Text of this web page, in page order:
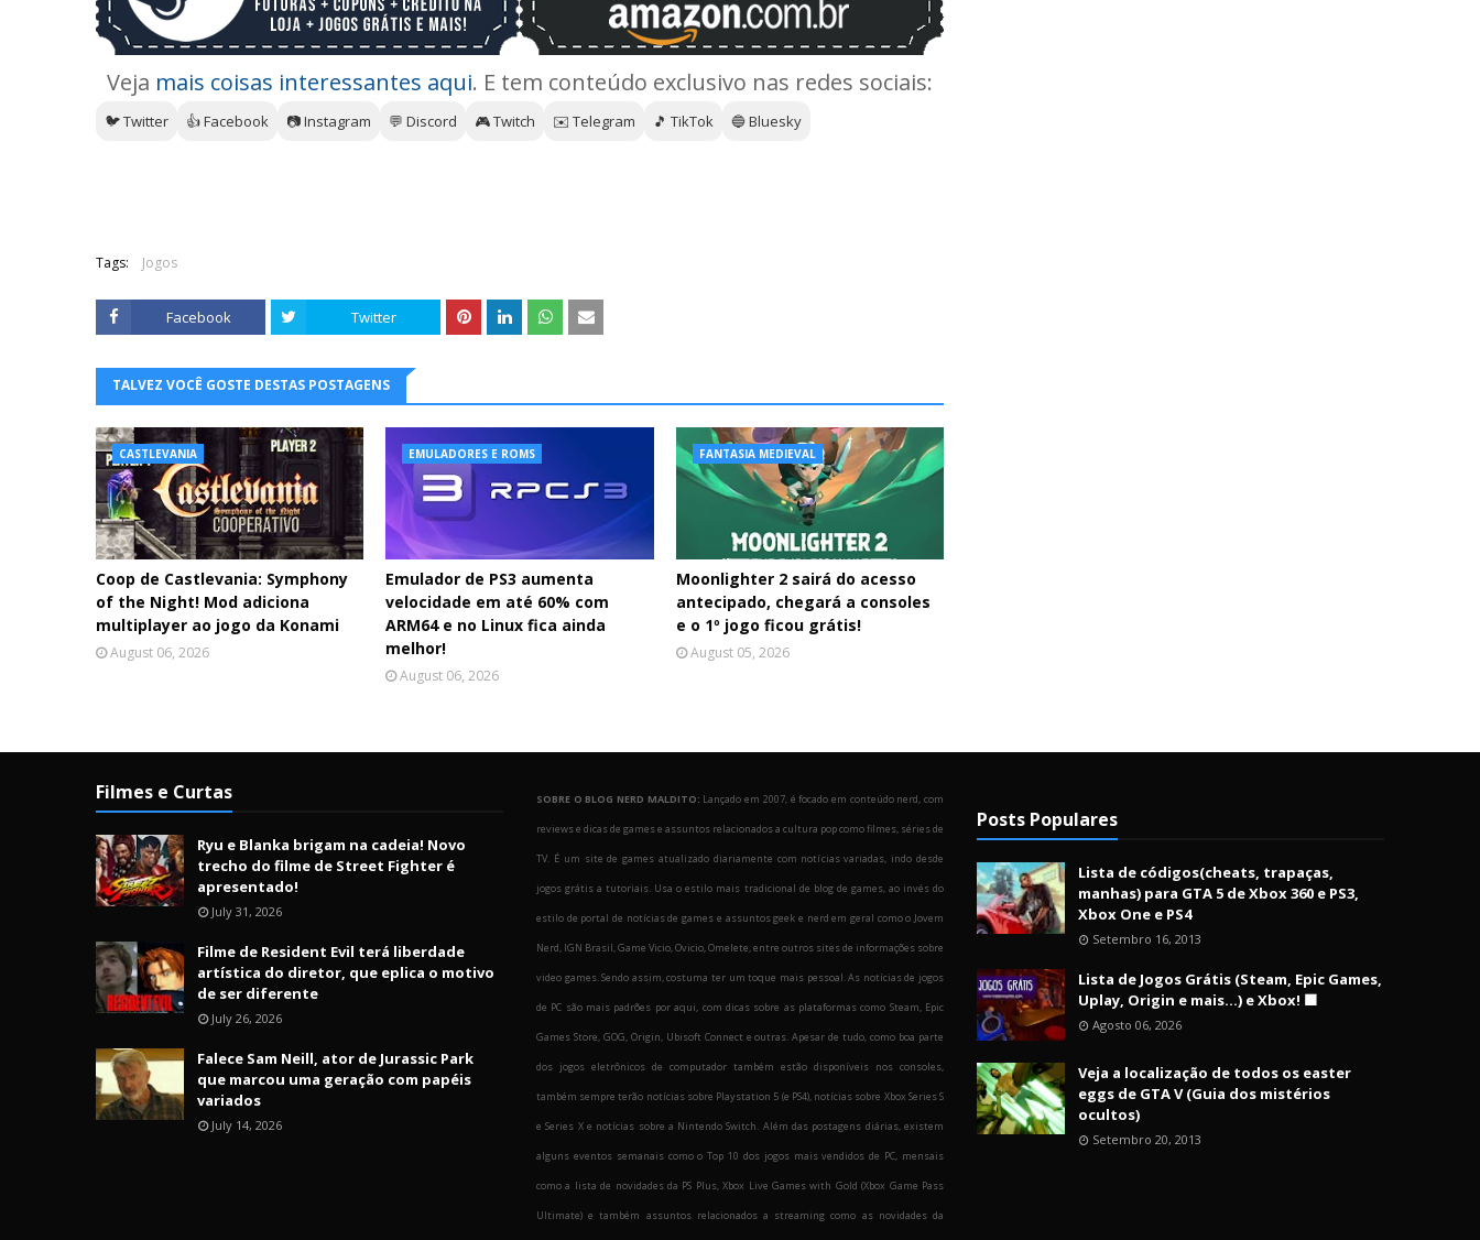
Veja mais coisas interessantes aqui. E tem conteúdo exclusivo nas redes sociais:
🐦 Twitter 👍 Facebook 📷 Instagram 💬 Discord 🎮 Twitch ✉️ Telegram 🎵 TikTok 🔵 Bluesky
Tags: Jogos
Facebook Twitter
TALVEZ VOCÊ GOSTE DESTAS POSTAGENS
CASTLEVANIA
Coop de Castlevania: Symphony
of the Night! Mod adiciona
multiplayer ao jogo da Konami
August 06, 2026
EMULADORES E ROMS
Emulador de PS3 aumenta
velocidade em até 60% com
ARM64 e no Linux fica ainda
melhor!
August 06, 2026
FANTASIA MEDIEVAL
Moonlighter 2 sairá do acesso
antecipado, chegará a consoles
e o 1º jogo ficou grátis!
August 05, 2026
Filmes e Curtas
Ryu e Blanka brigam na cadeia! Novo
trecho do filme de Street Fighter é
apresentado!
July 31, 2026
Filme de Resident Evil terá liberdade
artística do diretor, que eplica o motivo
de ser diferente
July 26, 2026
Falece Sam Neill, ator de Jurassic Park
que marcou uma geração com papéis
variados
July 14, 2026
SOBRE O BLOG NERD MALDITO: Lançado em 2007, é focado em conteúdo nerd, com
reviews e dicas de games e assuntos relacionados a cultura pop como filmes, séries de
TV. É um site de games atualizado diariamente com notícias variadas, indo desde
jogos grátis a tutoriais. Usa o estilo mais tradicional de blog de games, ao invés do
estilo de portal de notícias de games e assuntos geek e nerd em geral como o Jovem
Nerd, IGN Brasil, Game Vicio, Ovicio, Omelete, entre outros sites de informações sobre
video games. Sendo assim, costuma ter um toque mais pessoal. As notícias de jogos
de PC são mais padrões por aqui, com dicas sobre as plataformas como Steam, Epic
Games Store, GOG, Origin, Ubisoft Connect e outras. Apesar de tudo, como boa parte
dos jogos eletrônicos de computador também estão disponíveis nos consoles,
também sempre terão notícias sobre Playstation 5 (e PS4), notícias sobre Xbox Series S
e Series X e notícias sobre a Nintendo Switch. Além das postagens diárias, existem
alguns eventos semanais como o Top 10 dos jogos mais vendidos de PC, mensais
como a lista de novidades da PS Plus, Xbox Live Games with Gold (Xbox Game Pass
Ultimate) e também assuntos relacionados a streaming como as novidades da
Posts Populares
Lista de códigos(cheats, trapaças,
manhas) para GTA 5 de Xbox 360 e PS3,
Xbox One e PS4
Setembro 16, 2013
Lista de Jogos Grátis (Steam, Epic Games,
Uplay, Origin e mais...) e Xbox! 🟩
Agosto 06, 2026
Veja a localização de todos os easter
eggs de GTA V (Guia dos mistérios
ocultos)
Setembro 20, 2013